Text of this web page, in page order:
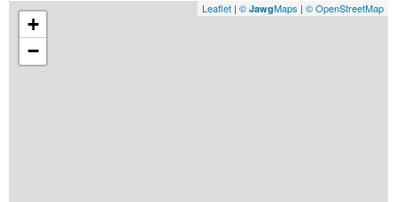
+
−
Leaflet | © JawgMaps | © OpenStreetMap